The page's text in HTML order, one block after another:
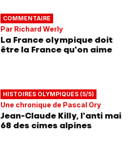
COMMENTAIRE
Par Richard Werly
La France olympique doit
être la France qu'on aime
HISTOIRES OLYMPIQUES (5/5)
Une chronique de Pascal Ory
Jean-Claude Killy, l'anti mai
68 des cimes alpines